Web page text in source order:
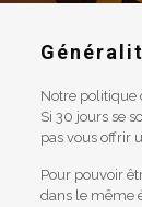
Notre politique
Si 30 jours se
pas vous offrir
Pour pouvoir
dans le même